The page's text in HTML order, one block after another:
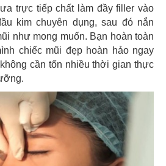
trực tiếp chất làm đầy filler vào
kim chuyên dụng, sau đó nắn
như mong muốn. Bạn hoàn toàn
chiếc mũi đẹp hoàn hảo ngay
cần tốn nhiều thời gian thực